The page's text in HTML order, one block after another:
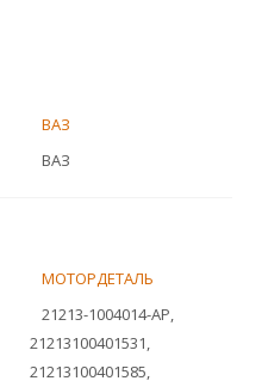
ВАЗ
ВАЗ
МОТОРДЕТАЛЬ
21213-1004014-АР,
21213100401531,
21213100401585,